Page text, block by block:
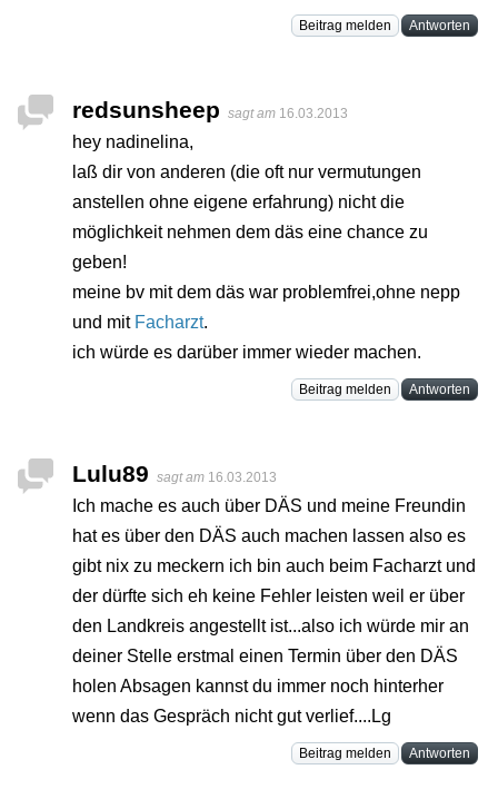
Beitrag melden Antworten
redsunsheep sagt am 16.03.2013
hey nadinelina,
laß dir von anderen (die oft nur vermutungen
anstellen ohne eigene erfahrung) nicht die
möglichkeit nehmen dem däs eine chance zu
geben!
meine bv mit dem däs war problemfrei,ohne nepp
und mit Facharzt.
ich würde es darüber immer wieder machen.
Beitrag melden Antworten
Lulu89 sagt am 16.03.2013
Ich mache es auch über DÄS und meine Freundin
hat es über den DÄS auch machen lassen also es
gibt nix zu meckern ich bin auch beim Facharzt und
der dürfte sich eh keine Fehler leisten weil er über
den Landkreis angestellt ist...also ich würde mir an
deiner Stelle erstmal einen Termin über den DÄS
holen Absagen kannst du immer noch hinterher
wenn das Gespräch nicht gut verlief....Lg
Beitrag melden Antworten